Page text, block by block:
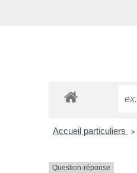
Accueil particuliers >
Question-réponse